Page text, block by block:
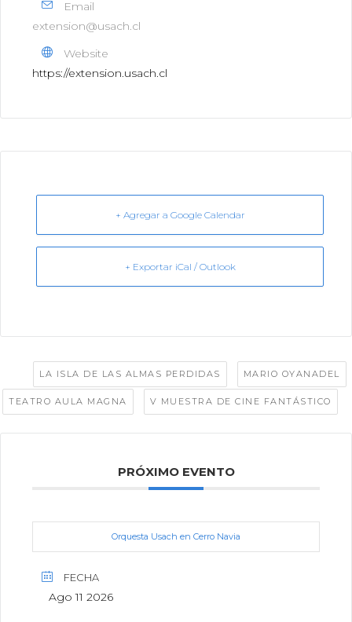
Email
extension@usach.cl
Website
https://extension.usach.cl
+ Agregar a Google Calendar
+ Exportar iCal / Outlook
LA ISLA DE LAS ALMAS PERDIDAS MARIO OYANADEL
TEATRO AULA MAGNA V MUESTRA DE CINE FANTÁSTICO
PRÓXIMO EVENTO
Orquesta Usach en Cerro Navia
FECHA
Ago 11 2026